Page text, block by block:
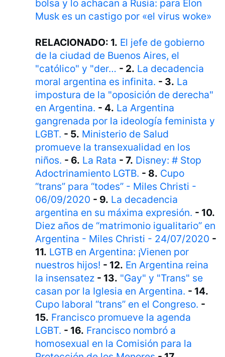
bolsa y lo achacan a Rusia: para Elon
Musk es un castigo por «el virus woke»
RELACIONADO: 1. El jefe de gobierno
de la ciudad de Buenos Aires, el
"católico" y "der… - 2. La decadencia
moral argentina es infinita. - 3. La
impostura de la "oposición de derecha"
en Argentina. - 4. La Argentina
gangrenada por la ideología feminista y
LGBT. - 5. Ministerio de Salud
promueve la transexualidad en los
niños. - 6. La Rata - 7. Disney: # Stop
Adoctrinamiento LGTB. - 8. Cupo
“trans” para “todes” - Miles Christi -
06/09/2020 - 9. La decadencia
argentina en su máxima expresión. - 10.
Diez años de “matrimonio igualitario” en
Argentina - Miles Christi - 24/07/2020 -
11. LGTB en Argentina: ¡Vienen por
nuestros hijos! - 12. En Argentina reina
la insensatez - 13. "Gay" y "Trans" se
casan por la Iglesia en Argentina. - 14.
Cupo laboral “trans” en el Congreso. -
15. Francisco promueve la agenda
LGBT. - 16. Francisco nombró a
homosexual en la Comisión para la